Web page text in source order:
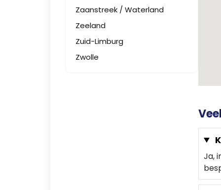
Ja,
Zaanstreek / Waterland
Zeeland
Zuid-Limburg
Zwolle